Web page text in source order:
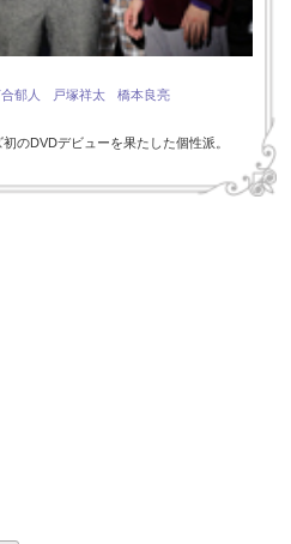
郁人 戸塚祥太
橋本良亮
のDVDデビューを果たした個性派。